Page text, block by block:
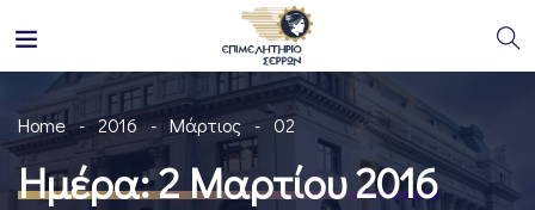
Home 2016 Μάρτιος 02
Ημέρα:2 Μαρτίου 2016